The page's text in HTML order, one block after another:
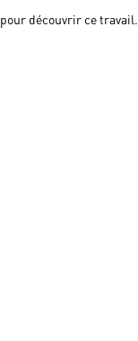
découvrir ce travail.